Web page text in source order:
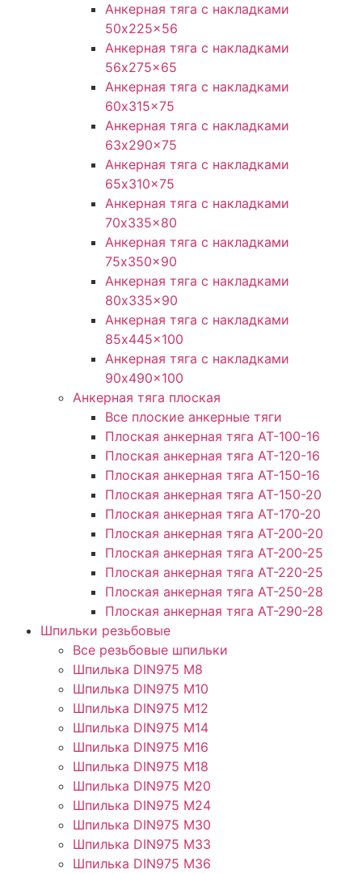
Анкерная тяга с накладками
50x225x56
Анкерная тяга с накладками
56x275x65
Анкерная тяга с накладками
60x315x75
Анкерная тяга с накладками
63x290x75
Анкерная тяга с накладками
65x310x75
Анкерная тяга с накладками
70x335x80
Анкерная тяга с накладками
75x350x90
Анкерная тяга с накладками
80x335x90
Анкерная тяга с накладками
85x445x100
Анкерная тяга с накладками
90x490x100
Анкерная тяга плоская
Все плоские анкерные тяги
Плоская анкерная тяга АТ-100-16
Плоская анкерная тяга АТ-120-16
Плоская анкерная тяга АТ-150-16
Плоская анкерная тяга АТ-150-20
Плоская анкерная тяга АТ-170-20
Плоская анкерная тяга АТ-200-20
Плоская анкерная тяга АТ-200-25
Плоская анкерная тяга АТ-220-25
Плоская анкерная тяга АТ-250-28
Плоская анкерная тяга АТ-290-28
Шпильки резьбовые
Все резьбовые шпильки
Шпилька DIN975 М8
Шпилька DIN975 М10
Шпилька DIN975 М12
Шпилька DIN975 М14
Шпилька DIN975 М16
Шпилька DIN975 М18
Шпилька DIN975 М20
Шпилька DIN975 М24
Шпилька DIN975 М30
Шпилька DIN975 М33
Шпилька DIN975 М36